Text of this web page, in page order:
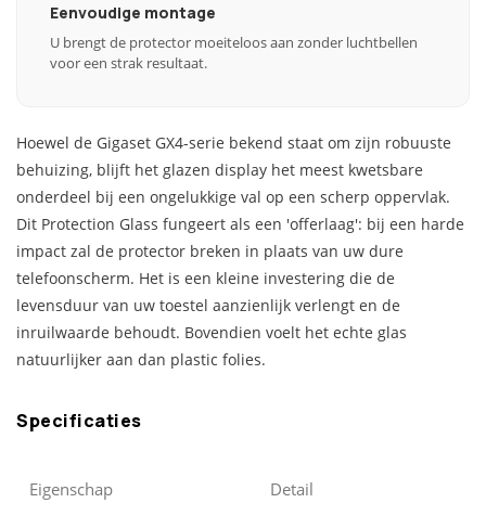
Eenvoudige montage
U brengt de protector moeiteloos aan zonder luchtbellen
voor een strak resultaat.
Hoewel de Gigaset GX4-serie bekend staat om zijn robuuste
behuizing, blijft het glazen display het meest kwetsbare
onderdeel bij een ongelukkige val op een scherp oppervlak.
Dit Protection Glass fungeert als een 'offerlaag': bij een harde
impact zal de protector breken in plaats van uw dure
telefoonscherm. Het is een kleine investering die de
levensduur van uw toestel aanzienlijk verlengt en de
inruilwaarde behoudt. Bovendien voelt het echte glas
natuurlijker aan dan plastic folies.
Specificaties
Eigenschap Detail